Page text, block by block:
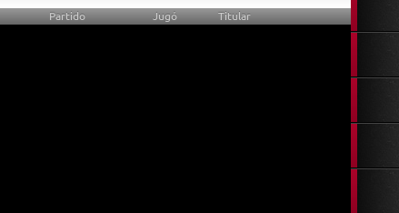
Partido Jugó Titular